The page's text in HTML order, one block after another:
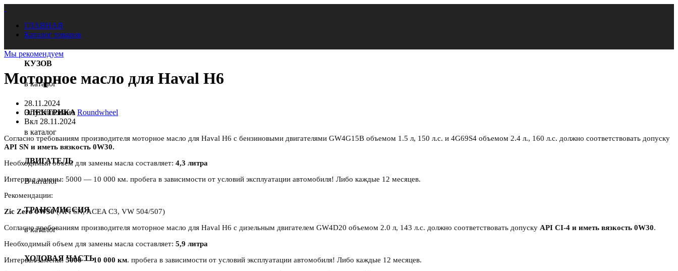
ГЛАВНАЯ
Каталог товаров
КУЗОВ
в каталог
ЭЛЕКТРИКА
в каталог
ДВИГАТЕЛЬ
В каталог
ТРАНСМИССИЯ
в каталог
ХОДОВАЯ ЧАСТЬ
Мы рекомендуем
Моторное масло для Haval H6
28.11.2024
Опубликовано Roundwheel
Вкл 28.11.2024
Согласно требованиям производителя моторное масло для Haval H6 с бензиновыми двигателями GW4G15B объемом 1.5 л, 150 л.с. и 4G69S4 объемом 2.4 л., 160 л.с. должно соответствовать допуску
API SN и иметь вязкость 0W30.
Необходимый объем для замены масла составляет: 4,3 литра
Интервал замены: 5000 — 10 000 км. пробега в зависимости от условий эксплуатации автомобиля! Либо каждые 12 месяцев.
Рекомендации:
Zic Zero 0W30(API SN, ACEA C3, VW 504/507)
Согласно требованиям производителя моторное масло для Haval H6 с дизельным двигателем GW4D20 объемом 2.0 л, 143 л.с. должно соответствовать допуску API CI-4 и иметь вязкость 0W30.
Необходимый объем для замены масла составляет: 5,9 литра
Интервал замены:5000 — 10 000 км. пробега в зависимости от условий эксплуатации автомобиля! Либо каждые 12 месяцев.